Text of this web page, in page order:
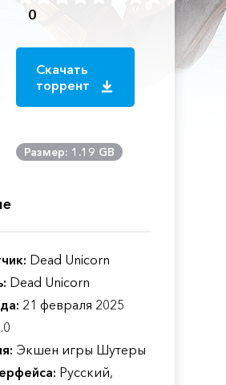
0
Скачать
торрент
Размер: 1.19 GB
Dead Unicorn
Dead Unicorn
21 февраля 2025
Экшен игры Шутеры
Русский,